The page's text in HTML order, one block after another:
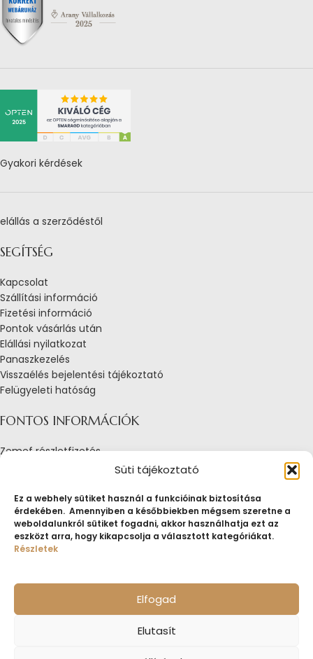
Süti tájékoztató
Ez a webhely sütiket használ a funkcióinak biztosítása
érdekében. Amennyiben a későbbiekben mégsem szeretne a
weboldalunkról sütiket fogadni, akkor használhatja ezt az
eszközt arra, hogy kikapcsolja a választott kategóriákat.
Részletek
Elfogad
Elutasít
Gyakori kérdések
elállás a szerződéstől
SEGÍTSÉG
Kapcsolat
Szállítási információ
Fizetési információ
Pontok vásárlás után
Elállási nyilatkozat
Panaszkezelés
Visszaélés bejelentési tájékoztató
Felügyeleti hatóság
FONTOS INFORMÁCIÓK
Zemef részletfizetés
Adatkezelési tájékoztató
Tájékoztató sütik alkalmazásáról
Fogyasztóvédelmi tájékoztató
Jogi nyilatkozat
Impresszum